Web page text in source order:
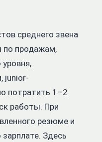
среднего звена
по продажам,
junior-
потратить 1–2
работы. При
резюме и
Здесь